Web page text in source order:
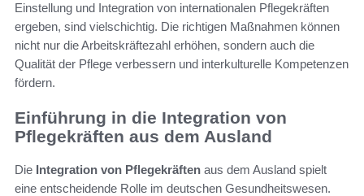
Einstellung und Integration von internationalen Pflegekräften
ergeben, sind vielschichtig. Die richtigen Maßnahmen können
nicht nur die Arbeitskräftezahl erhöhen, sondern auch die
Qualität der Pflege verbessern und interkulturelle Kompetenzen
fördern.
Einführung in die Integration von
Pflegekräften aus dem Ausland
Die Integration von Pflegekräften aus dem Ausland spielt
eine entscheidende Rolle im deutschen Gesundheitswesen.